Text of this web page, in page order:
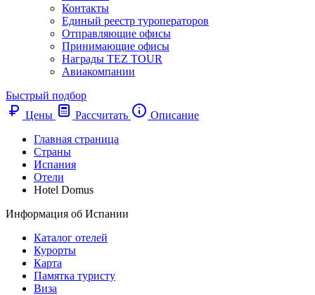
Контакты
Единый реестр туроператоров
Отправляющие офисы
Принимающие офисы
Награды TEZ TOUR
Авиакомпании
Быстрый подбор
Цены
Рассчитать
Описание
Главная страница
Cтраны
Испания
Отели
Hotel Domus
Информация об Испании
Каталог отелей
Курорты
Карта
Памятка туристу
Виза